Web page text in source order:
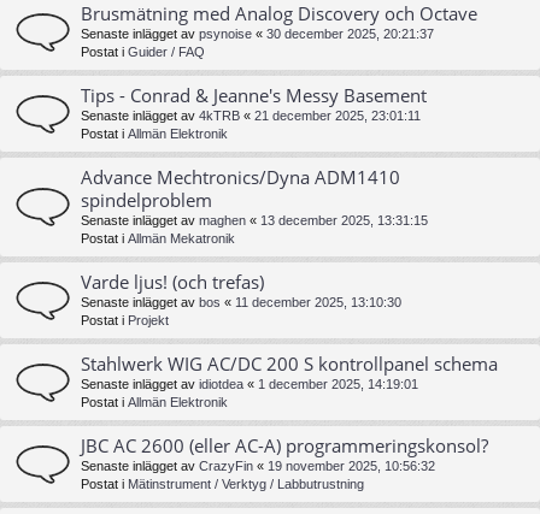
Brusmätning med Analog Discovery och Octave
Senaste inlägget av psynoise « 30 december 2025, 20:21:37
Postat i Guider / FAQ
Tips - Conrad & Jeanne's Messy Basement
Senaste inlägget av 4kTRB « 21 december 2025, 23:01:11
Postat i Allmän Elektronik
Advance Mechtronics/Dyna ADM1410
spindelproblem
Senaste inlägget av maghen « 13 december 2025, 13:31:15
Postat i Allmän Mekatronik
Varde ljus! (och trefas)
Senaste inlägget av bos « 11 december 2025, 13:10:30
Postat i Projekt
Stahlwerk WIG AC/DC 200 S kontrollpanel schema
Senaste inlägget av idiotdea « 1 december 2025, 14:19:01
Postat i Allmän Elektronik
JBC AC 2600 (eller AC-A) programmeringskonsol?
Senaste inlägget av CrazyFin « 19 november 2025, 10:56:32
Postat i Mätinstrument / Verktyg / Labbutrustning